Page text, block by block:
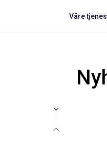
Våre